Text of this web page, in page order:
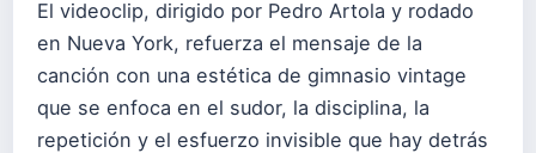
El videoclip, dirigido por Pedro Artola y rodado
en Nueva York, refuerza el mensaje de la
canción con una estética de gimnasio vintage
que se enfoca en el sudor, la disciplina, la
repetición y el esfuerzo invisible que hay detrás